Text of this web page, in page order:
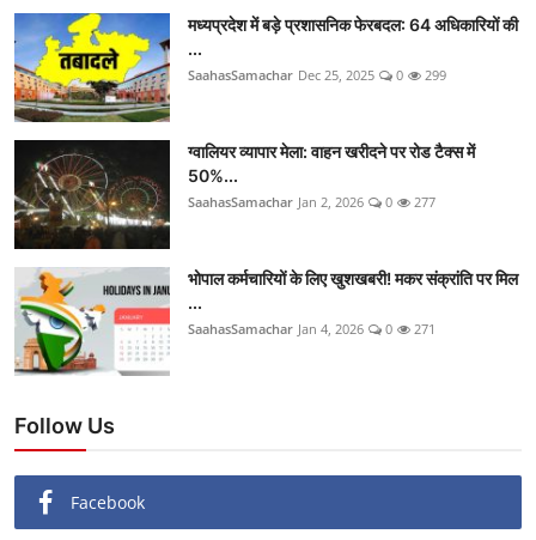
मध्यप्रदेश में बड़े प्रशासनिक फेरबदल: 64 अधिकारियों की
...
SaahasSamachar Dec 25, 2025 0 299
ग्वालियर व्यापार मेला: वाहन खरीदने पर रोड टैक्स में
50%...
SaahasSamachar Jan 2, 2026 0 277
भोपाल कर्मचारियों के लिए खुशखबरी! मकर संक्रांति पर मिल
...
SaahasSamachar Jan 4, 2026 0 271
Follow Us
Facebook